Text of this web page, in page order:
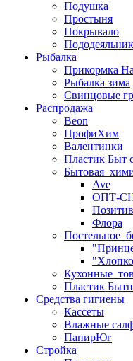
Подушка
Простыня
Покрывало
Пододеяльник
Рыбалка
Прикормка
Рыбалка зима
Свинцовые
Распродажа
Beon
ПрофиХим
Валентинки
Пластик Быт
Ave
ОПТ-
Флора
Пластик
Средства гигиены
Кассеты
Влажные
ПапирЮг
Стройка